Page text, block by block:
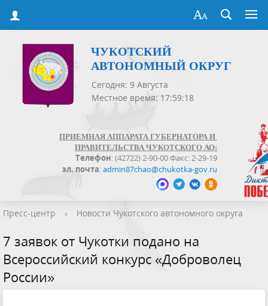
ЧУКОТСКИЙ
АВТОНОМНЫЙ ОКРУГ
Сегодня: 9 Августа
Местное время: 17:59:18
ПРИЕМНАЯ АППАРАТА ГУБЕРНАТОРА И
ПРАВИТЕЛЬСТВА ЧУКОТСКОГО АО:
Телефон: (42722) 2-90-00 Факс: 2-29-19
эл. почта:admin87chao@chukotka-gov.ru
Пресс-центр › Новости Чукотского автономного округа
7 заявок от Чукотки подано на
Всероссийский конкурс «Доброволец
России»